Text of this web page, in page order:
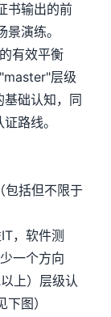
书输出的前
演练。
有效平衡
层级
础认知，同
路线。
括但不限于
，软件测
一个方向
上）层级认
图）